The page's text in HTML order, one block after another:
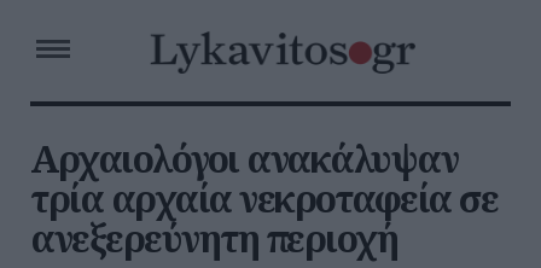
Αρχαιολόγοι ανακάλυψαν
τρία αρχαία νεκροταφεία σε
ανεξερεύνητη περιοχή